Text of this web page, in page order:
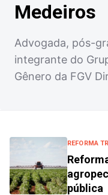
Medeiros
Advogada, pós-
integrante do
Gênero da FGV
REFORMA
pública